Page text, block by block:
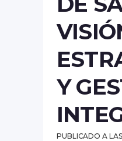
Y
PUBLICADO A LAS